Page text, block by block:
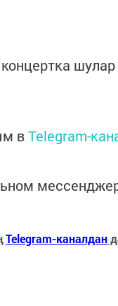
вTelegram-
Telegram-каналдан